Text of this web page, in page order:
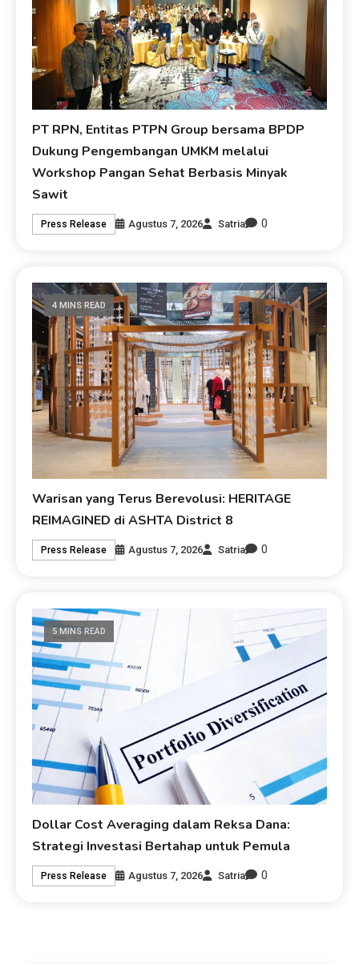
PT RPN, Entitas PTPN Group bersama BPDP
Dukung Pengembangan UMKM melalui
Workshop Pangan Sehat Berbasis Minyak
Sawit
Press Release Agustus 7, 2026 Satria 0
4 MINS READ
Warisan yang Terus Berevolusi: HERITAGE
REIMAGINED di ASHTA District 8
Press Release Agustus 7, 2026 Satria 0
5 MINS READ
Dollar Cost Averaging dalam Reksa Dana:
Strategi Investasi Bertahap untuk Pemula
Press Release Agustus 7, 2026 Satria 0